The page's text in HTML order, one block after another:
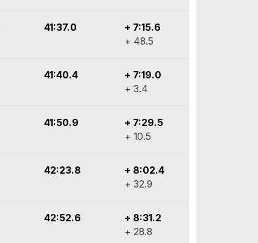
41:37.0
+ 7:15.6
+ 48.5
41:40.4
+ 7:19.0
+ 3.4
41:50.9
+ 7:29.5
+ 10.5
42:23.8
+ 8:02.4
+ 32.9
42:52.6
+ 8:31.2
+ 28.8